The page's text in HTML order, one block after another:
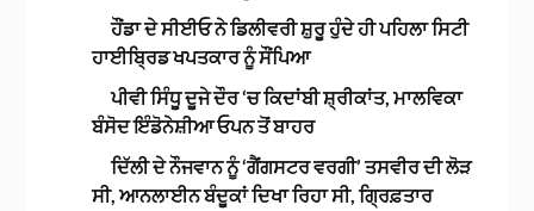
ਹੌਂਡਾ ਦੇ ਸੀਈਓ ਨੇ ਡਿਲੀਵਰੀ ਸ਼ੁਰੂ ਹੁੰਦੇ ਹੀ ਪਹਿਲਾ ਸਿਟੀ
ਹਾਈਬ੍ਰਿਡ ਖਪਤਕਾਰ ਨੂੰ ਸੌਂਪਿਆ
ਪੀਵੀ ਸਿੰਧੂ ਦੂਜੇ ਦੌਰ ‘ਚ ਕਿਦਾਂਬੀ ਸ਼੍ਰੀਕਾਂਤ, ਮਾਲਵਿਕਾ
ਬੰਸੋਦ ਇੰਡੋਨੇਸ਼ੀਆ ਓਪਨ ਤੋਂ ਬਾਹਰ
ਦਿੱਲੀ ਦੇ ਨੌਜਵਾਨ ਨੂੰ ‘ਗੈਂਗਸਟਰ ਵਰਗੀ’ ਤਸਵੀਰ ਦੀ ਲੋੜ
ਸੀ, ਆਨਲਾਈਨ ਬੰਦੂਕਾਂ ਦਿਖਾ ਰਿਹਾ ਸੀ, ਗ੍ਰਿਫ਼ਤਾਰ